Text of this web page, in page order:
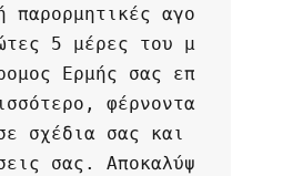
παρορμητικές αγο
5 μέρες του μ
Ερμής σας επ
φέρνοντα
σχέδια σας και
σας. Αποκαλύψ